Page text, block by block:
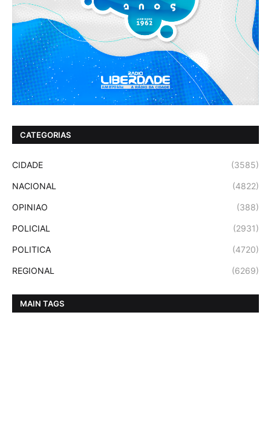
CATEGORIAS
CIDADE (3585)
NACIONAL (4822)
OPINIAO (388)
POLICIAL (2931)
POLITICA (4720)
REGIONAL (6269)
MAIN TAGS